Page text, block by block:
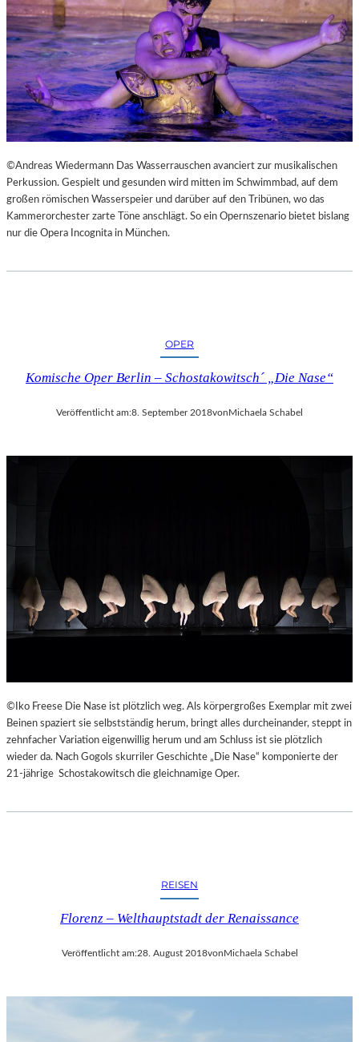
S
T
M
E
S
S
E
©Andreas Wiedermann Das Wasserrauschen avanciert zur musikalischen
Perkussion. Gespielt und gesunden wird mitten im Schwimmbad, auf dem
großen römischen Wasserspeier und darüber auf den Tribünen, wo das
Kammerorchester zarte Töne anschlägt. So ein Opernszenario bietet bislang
nur die Opera Incognita in München.
OPER
Komische Oper Berlin – Schostakowitsch´ „Die Nase“
Veröffentlicht am:8. September 2018vonMichaela Schabel
©Iko Freese Die Nase ist plötzlich weg. Als körpergroßes Exemplar mit zwei
Beinen spaziert sie selbstständig herum, bringt alles durcheinander, steppt in
zehnfacher Variation eigenwillig herum und am Schluss ist sie plötzlich
wieder da. Nach Gogols skurriler Geschichte „Die Nase“ komponierte der
21-jährige Schostakowitsch die gleichnamige Oper.
REISEN
Florenz – Welthauptstadt der Renaissance
Veröffentlicht am:28. August 2018von Michaela Schabel